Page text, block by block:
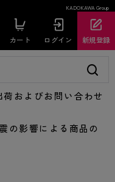
KADOKAWA Group
カート ログイン 新規登録
およびお問い合わせ
影響による商品の